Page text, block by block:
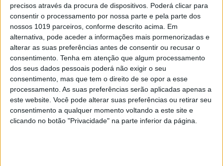
precisos através da procura de dispositivos. Poderá clicar para
consentir o processamento por nossa parte e pela parte dos
nossos 1019 parceiros, conforme descrito acima. Em
alternativa, pode aceder a informações mais pormenorizadas e
alterar as suas preferências antes de consentir ou recusar o
consentimento. Tenha em atenção que algum processamento
dos seus dados pessoais poderá não exigir o seu
consentimento, mas que tem o direito de se opor a esse
processamento. As suas preferências serão aplicadas apenas a
este website. Você pode alterar suas preferências ou retirar seu
consentimento a qualquer momento voltando a este site e
clicando no botão "Privacidade" na parte inferior da página.
Empresa especializada em cibersegurança diz
que os danos foram mínimos e que os atacantes
tiveram apenas acesso a alguns emails internos
Exame Informática